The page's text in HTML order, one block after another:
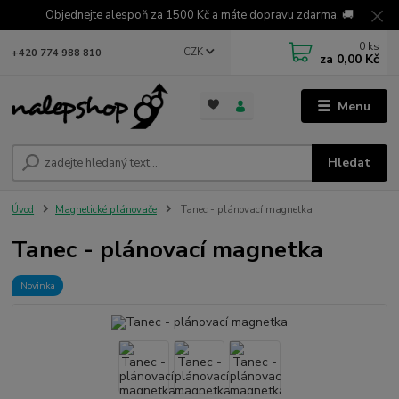
Objednejte alespoň za 1500 Kč a máte dopravu zdarma. 🚚
Menu
CZK
Hledat
+420 774 988 810 0 ks
za 0,00 Kč
Úvod Magnetické plánovače Tanec - plánovací magnetka
Tanec - plánovací magnetka
Novinka